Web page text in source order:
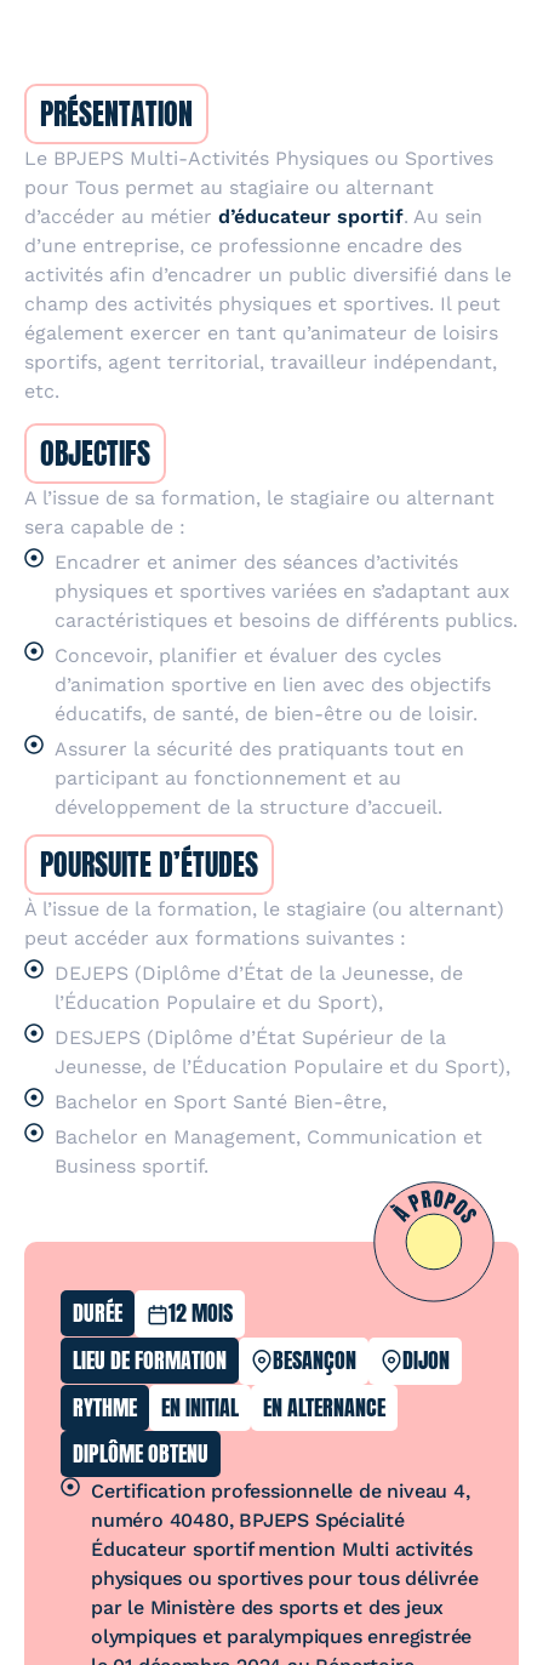
PRÉSENTATION
Le BPJEPS Multi-Activités Physiques ou Sportives
pour Tous permet au stagiaire ou alternant
d’accéder au métier d’éducateur sportif. Au sein
d’une entreprise, ce professionne encadre des
activités afin d’encadrer un public diversifié dans le
champ des activités physiques et sportives. Il peut
également exercer en tant qu’animateur de loisirs
sportifs, agent territorial, travailleur indépendant,
etc.
OBJECTIFS
A l’issue de sa formation, le stagiaire ou alternant
sera capable de :
Encadrer et animer des séances d’activités
physiques et sportives variées en s’adaptant aux
caractéristiques et besoins de différents publics.
Concevoir, planifier et évaluer des cycles
d’animation sportive en lien avec des objectifs
éducatifs, de santé, de bien-être ou de loisir.
Assurer la sécurité des pratiquants tout en
participant au fonctionnement et au
développement de la structure d’accueil.
POURSUITE D’ÉTUDES
À l’issue de la formation, le stagiaire (ou alternant)
peut accéder aux formations suivantes :
DEJEPS (Diplôme d’État de la Jeunesse, de
l’Éducation Populaire et du Sport),
DESJEPS (Diplôme d’État Supérieur de la
Jeunesse, de l’Éducation Populaire et du Sport),
Bachelor en Sport Santé Bien-être,
Bachelor en Management, Communication et
Business sportif.
DURÉE
12 MOIS
LIEU DE FORMATION
BESANÇON
DIJON
RYTHME
EN INITIAL
EN ALTERNANCE
DIPLÔME OBTENU
Certification professionnelle de niveau 4,
numéro 40480, BPJEPS Spécialité
Éducateur sportif mention Multi activités
physiques ou sportives pour tous délivrée
par le Ministère des sports et des jeux
olympiques et paralympiques enregistrée